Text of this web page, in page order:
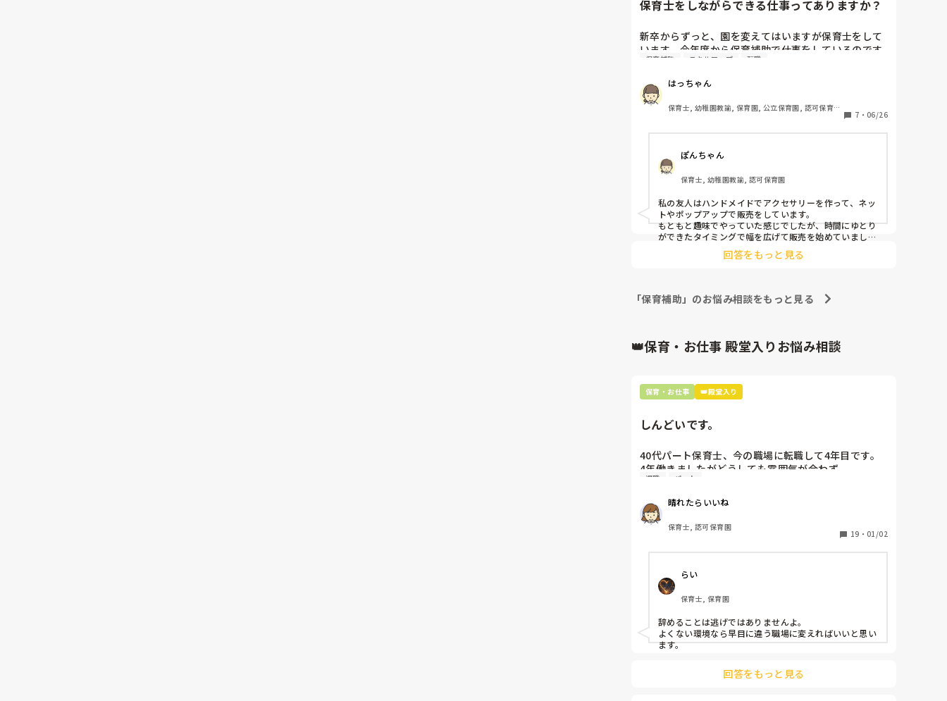
保育士をしながらできる仕事ってありますか？
新卒からずっと、園を変えてはいますが保育士をして
います。今年度から保育補助で仕事をしているのです
が気持ち的にもゆとりがあるため、他にも在宅や隙間
種、スキマ時間でできる仕事ってなにがあるでしょう
か？保育士しかできないのかなと思ってしまいま
す、、、。
保育補助 スキルアップ 転職
はっちゃん
保育士, 幼稚園教諭, 保育園, 公立保育園, 認可保育
7 ・ 06/26
ぽんちゃん
保育士, 幼稚園教諭, 認可保育園
私の友人はハンドメイドでアクセサリーを作って、ネッ
トやポップアップで販売をしています。
もともと趣味でやっていた感じでしたが、時間にゆとり
ができたタイミングで幅を広げて販売を始めていまし
なにか好きなものや趣味があれば、息抜きしながらでき
回答をもっと見る
「保育補助」のお悩み相談をもっと見る
👑保育・お仕事 殿堂入りお悩み相談
保育・お仕事 👑殿堂入り
しんどいです。
40代パート保育士、今の職場に転職して4年目です。
4年働きましたがどうしても雰囲気が合わず
退職しようと思っています。
周りの職員は、勤続10年以上から何十年という先生が
ほとんどです。
保護者子どもの愚痴悪口が多く、
子どもの前でも
仕方ないよね
もう何も言わずに
子どもの言いなりになればいいんだね
などいう意見で…
上の先生に相談することは難しそうです。
退職 パート
晴れたらいいね
保育士, 認可保育園
19 ・ 01/02
らい
保育士, 保育園
辞めることは逃げではありませんよ。
よくない環境なら早目に違う職場に変えればいいと思い
ます。
回答をもっと見る